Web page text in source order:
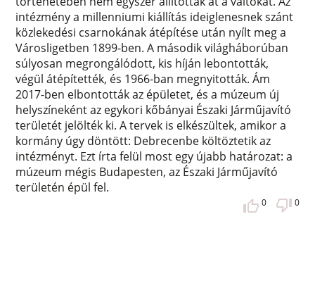
intézmény a millenniumi kiállítás ideiglenesnek szánt
közlekedési csarnokának átépítése után nyílt meg a
Városligetben 1899-ben. A második világháborúban
súlyosan megrongálódott, kis híján lebontották,
végül átépítették, és 1966-ban megnyitották. Ám
2017-ben elbontották az épületet, és a múzeum új
helyszíneként az egykori kőbányai Északi Járműjavító
területét jelölték ki. A tervek is elkészültek, amikor a
kormány úgy döntött: Debrecenbe költöztetik az
intézményt. Ezt írta felül most egy újabb határozat: a
múzeum mégis Budapesten, az Északi Járműjavító
területén épül fel.
0 0